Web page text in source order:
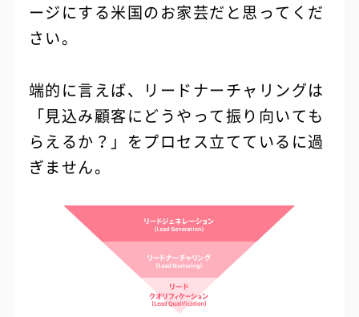
ージにする米国のお家芸だと思ってくだ
さい。
端的に言えば、リードナーチャリングは
「見込み顧客にどうやって振り向いても
らえるか？」をプロセス立てているに過
ぎません。